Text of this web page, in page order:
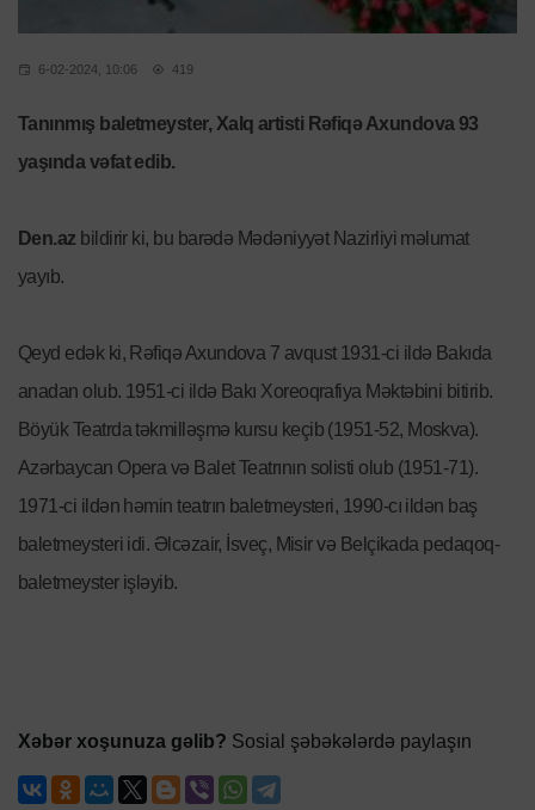
6-02-2024, 10:06 419
Tanınmış baletmeyster, Xalq artisti Rəfiqə Axundova 93
yaşında vəfat edib.
Den.az bildirir ki, bu barədə Mədəniyyət Nazirliyi məlumat
yayıb.
Qeyd edək ki, Rəfiqə Axundova 7 avqust 1931-ci ildə Bakıda
anadan olub. 1951-ci ildə Bakı Xoreoqrafiya Məktəbini bitirib.
Böyük Teatrda təkmilləşmə kursu keçib (1951-52, Moskva).
Azərbaycan Opera və Balet Teatrının solisti olub (1951-71).
1971-ci ildən həmin teatrın baletmeysteri, 1990-cı ildən baş
baletmeysteri idi. Əlcəzair, İsveç, Misir və Belçikada pedaqoq-
baletmeyster işləyib.
Xəbər xoşunuza gəlib? Sosial şəbəkələrdə paylaşın